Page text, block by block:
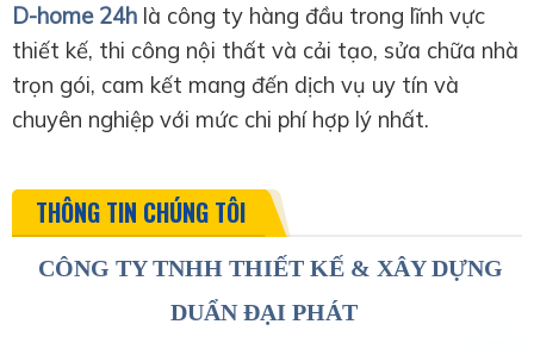
D-home 24h là công ty hàng đầu trong lĩnh vực
thiết kế, thi công nội thất và cải tạo, sửa chữa nhà
trọn gói, cam kết mang đến dịch vụ uy tín và
chuyên nghiệp với mức chi phí hợp lý nhất.
THÔNG TIN CHÚNG TÔI
CÔNG TY TNHH THIẾT KẾ & XÂY DỰNG
DUẨN ĐẠI PHÁT